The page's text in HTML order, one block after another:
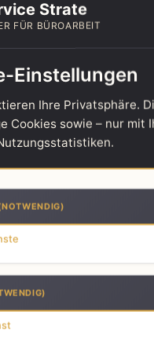
für IT-
Strate
FÜR BÜROARBEIT
Einstellungen
Ihre Privatsphäre.
Cookies sowie – nur mit